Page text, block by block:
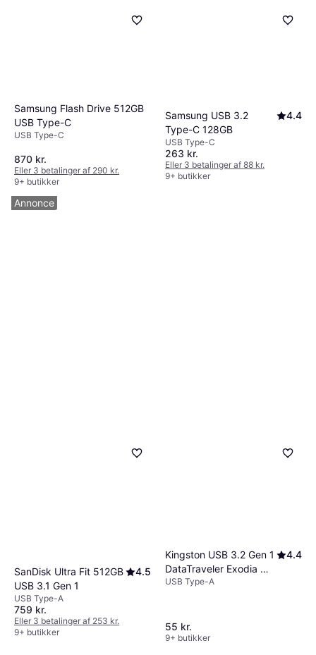
SanDisk Ultra 128GB USB
3.0
USB Type-A
143 kr.
9+ butikker
Samsung Flash Drive 512GB
USB Type-C
USB Type-C
870 kr.
Eller 3 betalinger af 290 kr.
9+ butikker
Samsung USB 3.2
Type-C 128GB
4.4
USB Type-C
263 kr.
Eller 3 betalinger af 88 kr.
9+ butikker
SanDisk Ultra Fit 512GB
USB 3.1 Gen 1
4.5
USB Type-A
759 kr.
Eller 3 betalinger af 253 kr.
9+ butikker
Kingston USB 3.2 Gen 1
DataTraveler Exodia M
64GB
4.4
USB Type-A
55 kr.
9+ butikker
Annonce